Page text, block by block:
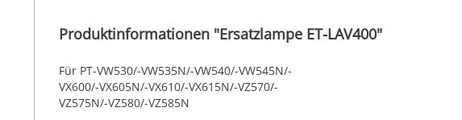
Produktinformationen "Ersatzlampe ET-LAV400"
Für PT-VW530/-VW535N/-VW540/-VW545N/-
VX600/-VX605N/-VX610/-VX615N/-VZ570/-
VZ575N/-VZ580/-VZ585N